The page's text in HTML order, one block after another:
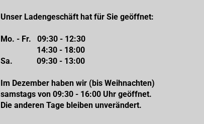
Unser Ladengeschäft hat für Sie geöffnet:
Mo. - Fr. 09:30 - 12:30
14:30 - 18:00
Sa. 09:30 - 13:00
Im Dezember haben wir (bis Weihnachten)
samstags von 09:30 - 16:00 Uhr geöffnet.
Die anderen Tage bleiben unverändert.